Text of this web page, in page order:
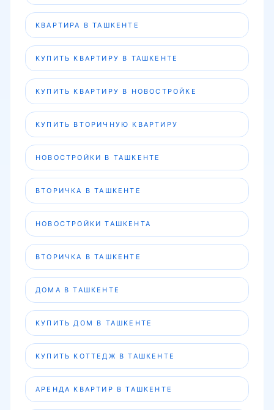
КВАРТИРА В ТАШКЕНТЕ
КУПИТЬ КВАРТИРУ В ТАШКЕНТЕ
КУПИТЬ КВАРТИРУ В НОВОСТРОЙКЕ
КУПИТЬ ВТОРИЧНУЮ КВАРТИРУ
НОВОСТРОЙКИ В ТАШКЕНТЕ
ВТОРИЧКА В ТАШКЕНТЕ
НОВОСТРОЙКИ ТАШКЕНТА
ВТОРИЧКА В ТАШКЕНТЕ
ДОМА В ТАШКЕНТЕ
КУПИТЬ ДОМ В ТАШКЕНТЕ
КУПИТЬ КОТТЕДЖ В ТАШКЕНТЕ
АРЕНДА КВАРТИР В ТАШКЕНТЕ